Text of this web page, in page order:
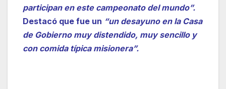
participan en este campeonato del mundo”.
Destacó que fue un “un desayuno en la Casa
de Gobierno muy distendido, muy sencillo y
con comida típica misionera”.